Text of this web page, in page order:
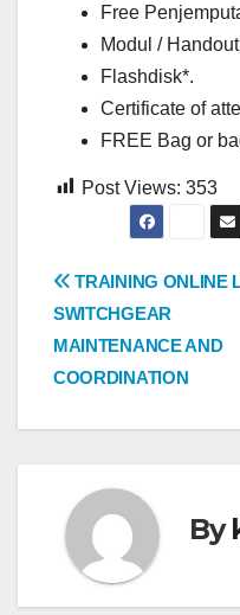
Free
Modul /
Flashdisk*.
Certificate of
FREE Bag or
Post Views: 353
Post
navigation
TRAINING ONLINE
SWITCHGEAR
MAINTENANCE AND
COORDINATION
By